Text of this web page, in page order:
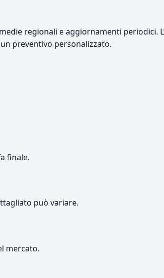
regionali e aggiornamenti periodici.
preventivo personalizzato.
finale.
può variare.
mercato.